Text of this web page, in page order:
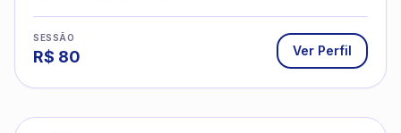
SESSÃO
R$ 80 Ver Perfil